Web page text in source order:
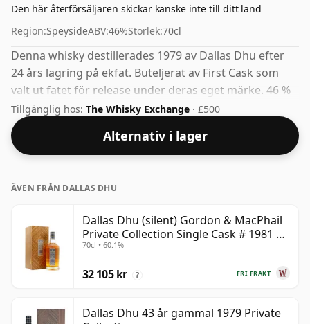
Den här återförsäljaren skickar kanske inte till ditt land
Region:SpeysideABV:46%Storlek:70cl
Denna whisky destillerades 1979 av Dallas Dhu efter
24 års lagring på ekfat. Buteljerat av First Cask som
valt ut fatet för release under deras eget märke. 46 %
anses av många vara ett bra ABV för att uppleva
"munkänslan" och den fulla smaken av whisky.
Tillgänglig hos: The Whisky Exchange · £500
Alternativ i lager
ÄVEN FRÅN DALLAS DHU
Dallas Dhu (silent) Gordon & MacPhail
Private Collection Single Cask # 1981 38
år gammal
70cl • 60.1%
FRI FRAKT
32 105 kr ?
Dallas Dhu 43 år gammal 1979 Private